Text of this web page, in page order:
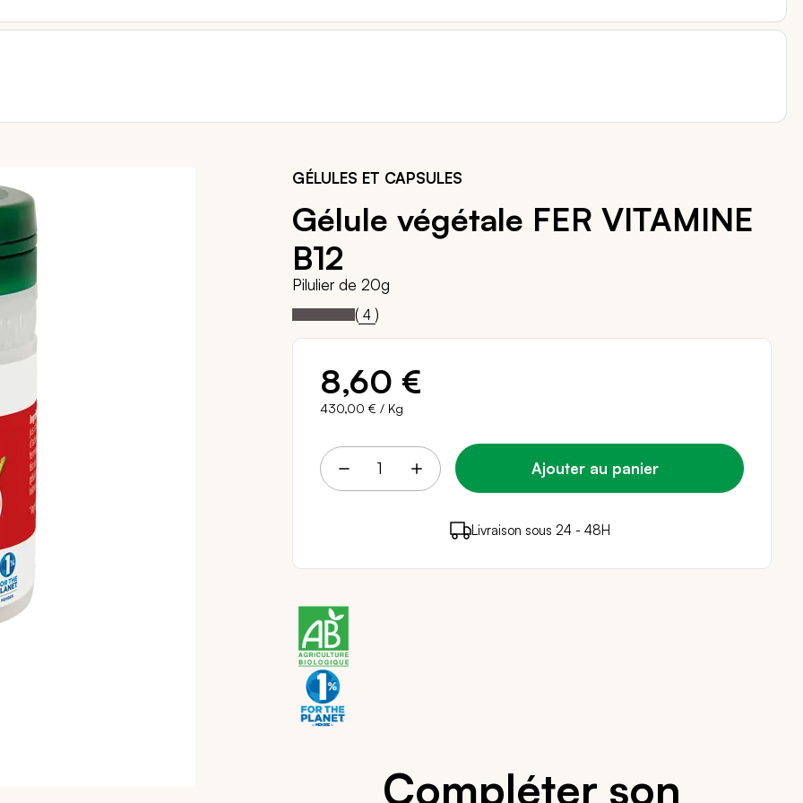
GÉLULES ET CAPSULES
Gélule végétale FER VITAMINE
B12
Pilulier de 20g
Notation:100%
( 4 )
8,60 €
430,00 € / Kg
Ajouter au panier
8 points de fidélité (0,16 € )en achetant ce produit
Livraison sous 24 - 48H
Paiement sécurisé
Compléter son